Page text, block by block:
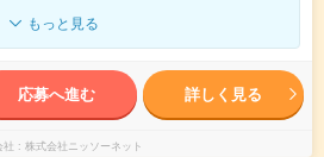
もっと見る
応募へ進む 詳しく見る
株式会社ニッソーネット